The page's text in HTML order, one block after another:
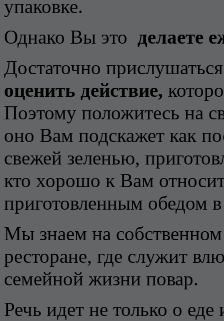
упаковке.
Однако Вы это делаете
Достаточно
оценить действие,
Поэтому положитесь на
оно Вам подскажет как
свежей зеленью,
кто хорошо к Вам
приготовленным обедом
Мы знаем на собственном
ресторане, где служит
семейной жизни повар.
Речь идет не только о еде